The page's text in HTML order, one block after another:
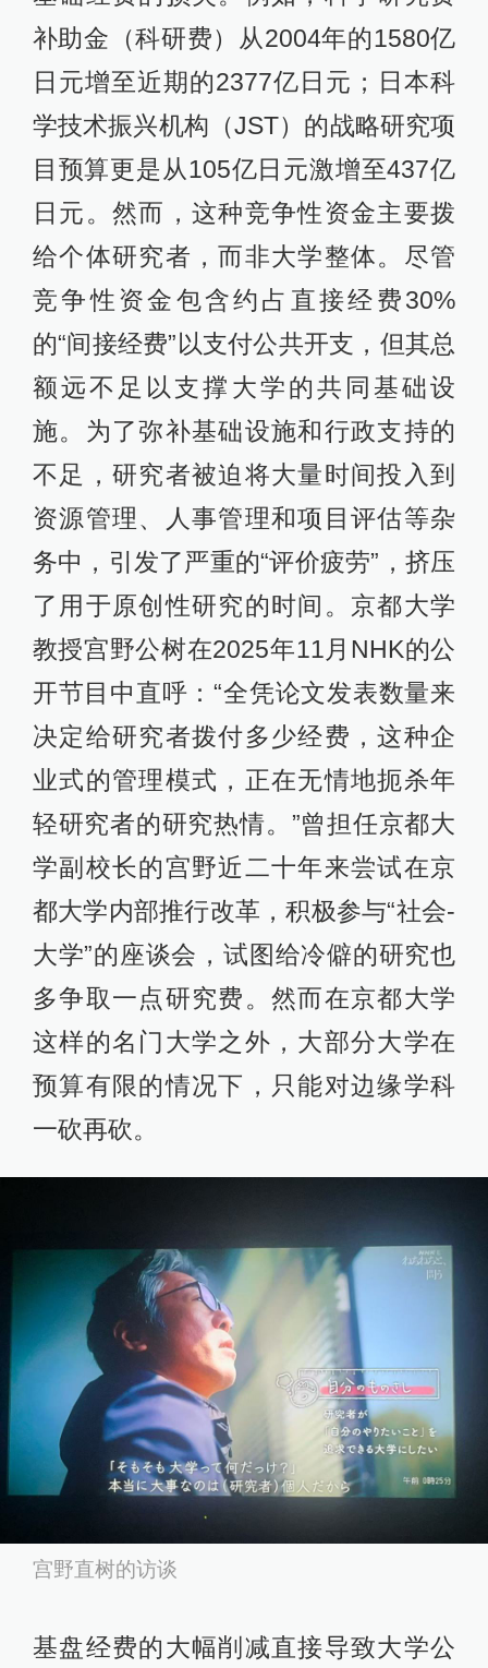
补助金（科研费）从2004年的1580亿
日元增至近期的2377亿日元；日本科
学技术振兴机构（JST）的战略研究项
目预算更是从105亿日元激增至437亿
日元。然而，这种竞争性资金主要拨
给个体研究者，而非大学整体。尽管
竞争性资金包含约占直接经费30%
的“间接经费”以支付公共开支，但其总
额远不足以支撑大学的共同基础设
施。为了弥补基础设施和行政支持的
不足，研究者被迫将大量时间投入到
资源管理、人事管理和项目评估等杂
务中，引发了严重的“评价疲劳”，挤压
了用于原创性研究的时间。京都大学
教授宫野公树在2025年11月NHK的公
开节目中直呼：“全凭论文发表数量来
决定给研究者拨付多少经费，这种企
业式的管理模式，正在无情地扼杀年
轻研究者的研究热情。”曾担任京都大
学副校长的宫野近二十年来尝试在京
都大学内部推行改革，积极参与“社会-
大学”的座谈会，试图给冷僻的研究也
多争取一点研究费。然而在京都大学
这样的名门大学之外，大部分大学在
预算有限的情况下，只能对边缘学科
一砍再砍。
宫野直树的访谈
基盘经费的大幅削减直接导致大学公